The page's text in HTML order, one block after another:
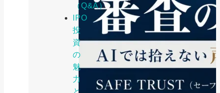
（Q&A）
IPO
投
資
の
魅
力
と